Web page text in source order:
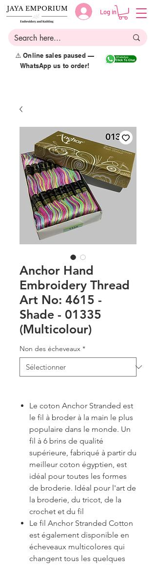
Log in
⚠️ Online sales paused —
WhatsApp us to order!
Anchor Hand
Embroidery Thread
Art No: 4615 -
Shade - 01335
(Multicolour)
Non des écheveaux *
Le coton Anchor Stranded est
le fil à broder à la main le plus
populaire dans le monde. Un
fil à 6 brins de qualité
supérieure, fabriqué à partir du
meilleur coton égyptien, est
idéal pour toutes les formes
de broderie. Idéal pour l'art de
la broderie, du tricot, de la
crochet et du fil
Le fil Anchor Stranded Cotton
est également disponible en
écheveaux multicolores qui
changent tous les quelques